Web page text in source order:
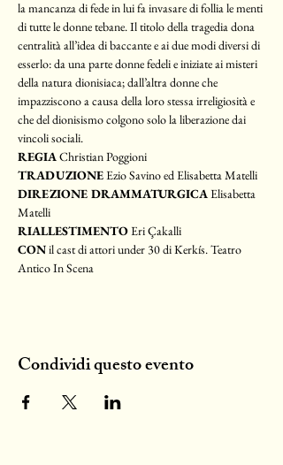
la mancanza di fede in lui fa invasare di follia le menti
di tutte le donne tebane. Il titolo della tragedia dona
centralità all’idea di baccante e ai due modi diversi di
esserlo: da una parte donne fedeli e iniziate ai misteri
della natura dionisiaca; dall’altra donne che
impazziscono a causa della loro stessa irreligiosità e
che del dionisismo colgono solo la liberazione dai
vincoli sociali.
REGIA Christian Poggioni
TRADUZIONE Ezio Savino ed Elisabetta Matelli
DIREZIONE DRAMMATURGICA Elisabetta
Matelli
RIALLESTIMENTO Eri Çakalli
CON il cast di attori under 30 di Kerkís. Teatro
Antico In Scena
Condividi questo evento